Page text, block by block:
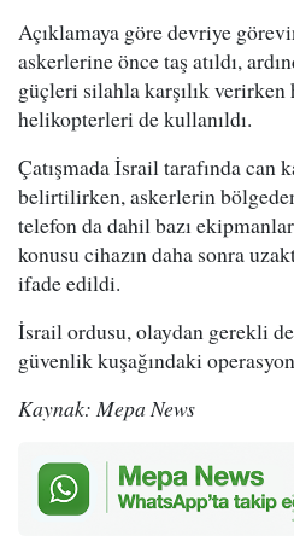
Açıklamaya göre devriye
askerlerine önce taş atıldı,
güçleri silahla karşılık verirken
helikopterleri de kullanıldı.
Çatışmada İsrail tarafında can
belirtilirken, askerlerin
telefon da dahil bazı
konusu cihazın daha sonra
ifade edildi.
İsrail ordusu, olaydan gerekli
güvenlik kuşağındaki
Kaynak: Mepa News